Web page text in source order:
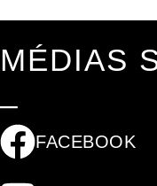
MÉDIAS
FACEBOOK